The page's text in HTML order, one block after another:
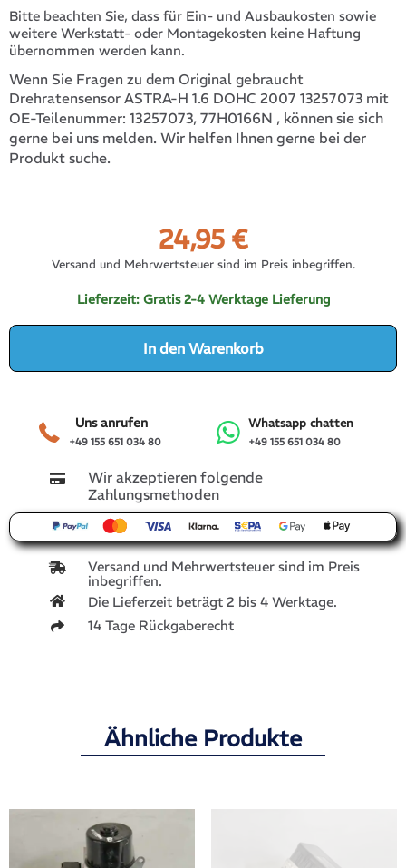
Bitte beachten Sie, dass für Ein- und Ausbaukosten sowie
weitere Werkstatt- oder Montagekosten keine Haftung
übernommen werden kann.
Wenn Sie Fragen zu dem Original gebraucht
Drehratensensor ASTRA-H 1.6 DOHC 2007 13257073 mit
OE-Teilenummer: 13257073, 77H0166N , können sie sich
gerne bei uns melden. Wir helfen Ihnen gerne bei der
Produkt suche.
24,95 €
Versand und Mehrwertsteuer sind im Preis inbegriffen.
Lieferzeit: Gratis 2-4 Werktage Lieferung
In den Warenkorb
+49 155 651 034 80
Uns anrufen
+49 155 651 034 80
Whatsapp chatten
Wir akzeptieren folgende
Zahlungsmethoden
Versand und Mehrwertsteuer sind im Preis
inbegriffen.
Die Lieferzeit beträgt 2 bis 4 Werktage.
14 Tage Rückgaberecht
Ähnliche Produkte